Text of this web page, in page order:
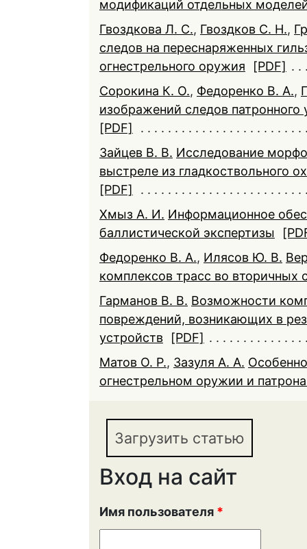
модификаций отдельных
Гвоздкова Л. C., Гвоздков С. Н.,
следов на переснаряженных
огнестрельного оружия
[PDF]
Сорокина К. О., Федоренко В. А.,
изображений следов
[PDF]
Зайцев В. В. Исследование
выстреле из гладкоствольного
[PDF]
Хмыз А. И. Информационное
баллистической экспертизы
Федоренко В. А., Илясов Ю. В.
комплексов трасс во вторичных
Гарманов В. В. Возможности
повреждений, возникающих в
устройств
[PDF]
Матов О. Р., Зазуля А. А.
огнестрельном оружии и
Загрузить статью
Вход на сайт
Имя пользователя *